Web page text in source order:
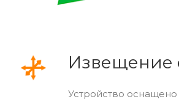
Извещение
Устройство